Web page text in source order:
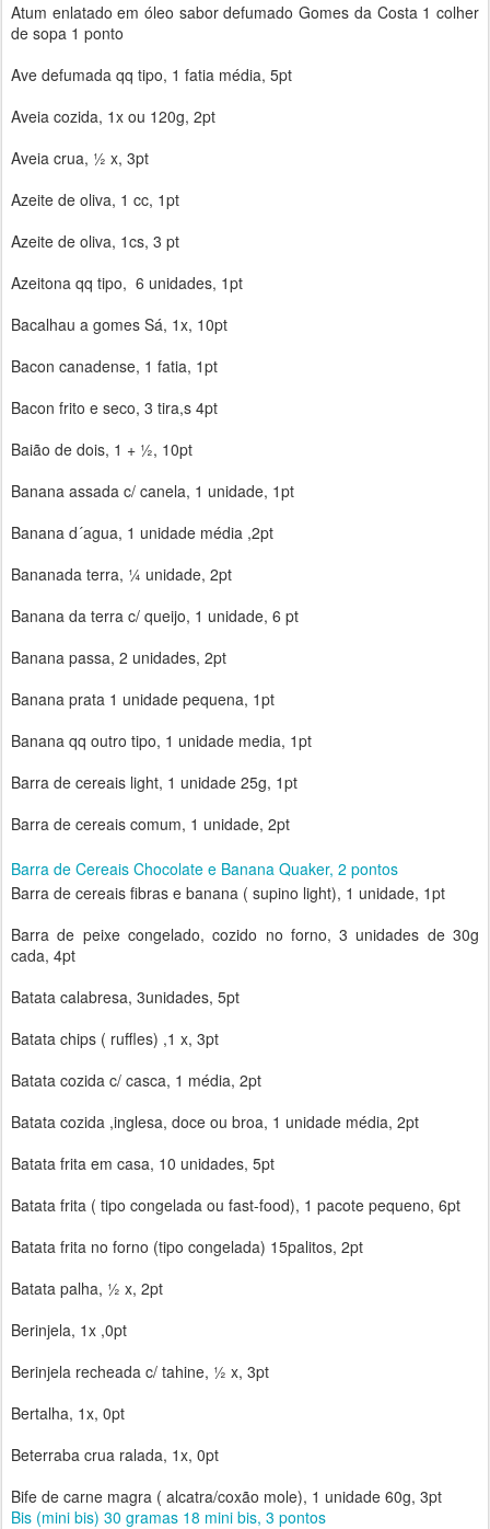
Atum enlatado em óleo sabor defumado Gomes da Costa 1 colher
de sopa 1 ponto
Ave defumada qq tipo, 1 fatia média, 5pt
Aveia cozida, 1x ou 120g, 2pt
Aveia crua, ½ x, 3pt
Azeite de oliva, 1 cc, 1pt
Azeite de oliva, 1cs, 3 pt
Azeitona qq tipo, 6 unidades, 1pt
Bacalhau a gomes Sá, 1x, 10pt
Bacon canadense, 1 fatia, 1pt
Bacon frito e seco, 3 tira,s 4pt
Baião de dois, 1 + ½, 10pt
Banana assada c/ canela, 1 unidade, 1pt
Banana d´agua, 1 unidade média ,2pt
Bananada terra, ¼ unidade, 2pt
Banana da terra c/ queijo, 1 unidade, 6 pt
Banana passa, 2 unidades, 2pt
Banana prata 1 unidade pequena, 1pt
Banana qq outro tipo, 1 unidade media, 1pt
Barra de cereais light, 1 unidade 25g, 1pt
Barra de cereais comum, 1 unidade, 2pt
Barra de Cereais Chocolate e Banana Quaker, 2 pontos
Barra de cereais fibras e banana ( supino light), 1 unidade, 1pt
Barra de peixe congelado, cozido no forno, 3 unidades de 30g
cada, 4pt
Batata calabresa, 3unidades, 5pt
Batata chips ( ruffles) ,1 x, 3pt
Batata cozida c/ casca, 1 média, 2pt
Batata cozida ,inglesa, doce ou broa, 1 unidade média, 2pt
Batata frita em casa, 10 unidades, 5pt
Batata frita ( tipo congelada ou fast-food), 1 pacote pequeno, 6pt
Batata frita no forno (tipo congelada) 15palitos, 2pt
Batata palha, ½ x, 2pt
Berinjela, 1x ,0pt
Berinjela recheada c/ tahine, ½ x, 3pt
Bertalha, 1x, 0pt
Beterraba crua ralada, 1x, 0pt
Bife de carne magra ( alcatra/coxão mole), 1 unidade 60g, 3pt
Bis (mini bis) 30 gramas 18 mini bis, 3 pontos